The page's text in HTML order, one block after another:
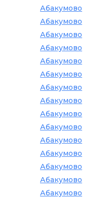
Абакумово
Абакумово
Абакумово
Абакумово
Абакумово
Абакумово
Абакумово
Абакумово
Абакумово
Абакумово
Абакумово
Абакумово
Абакумово
Абакумово
Абакумово